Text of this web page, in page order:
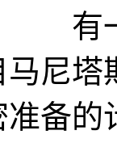
有一
马尼塔
准备